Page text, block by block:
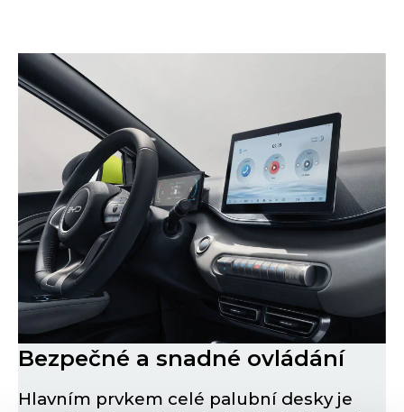
Bezpečné a snadné ovládání
Hlavním prvkem celé palubní desky je